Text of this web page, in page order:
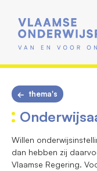
thema's
Willen
dan hebben zij
Vlaamse Regering.